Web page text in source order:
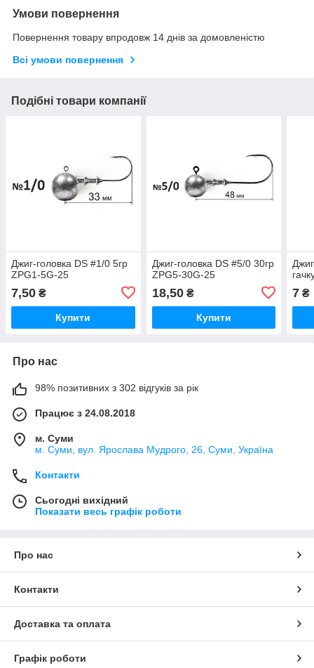
Умови повернення
Повернення товару впродовж 14 днів за домовленістю
Всі умови повернення
Подібні товари компанії
Джиг-головка DS #1/0 5гр
ZPG1-5G-25
7,50 ₴
Купити
Джиг-головка DS #5/0 30гр
ZPG5-30G-25
18,50₴
Купити
7 ₴
Про нас
98% позитивних з 302 відгуків за рік
Працює з 24.08.2018
м. Суми
м. Суми, вул. Ярослава Мудрого, 26, Суми, Україна
Контакти
Сьогодні вихідний
Показати весь графік роботи
Про нас
Контакти
Доставка та оплата
Графік роботи